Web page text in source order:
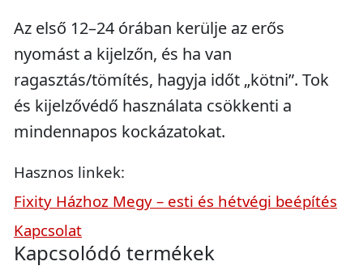
Az első 12–24 órában kerülje az erős
nyomást a kijelzőn, és ha van
ragasztás/tömítés, hagyja időt „kötni”. Tok
és kijelzővédő használata csökkenti a
mindennapos kockázatokat.
Hasznos linkek:
Fixity Házhoz Megy – esti és hétvégi beépítés
Kapcsolat
Kapcsolódó termékek